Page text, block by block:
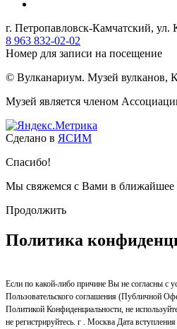
г. Петропавловск-Камчатский, ул.
8 963 832-02-02
Номер для записи на посещение
© Вулканариум. Музей вулканов,
Музей является членом
Сделано в ЯСИМ
Спасибо!
Мы свяжемся с Вами в ближайшее
Продолжить
Политика
Если по какой-либо причине Вы не согласны с
Пользовательского соглашения (Публичной
Политикой Конфиденциальности, не
не регистрируйтесь. г . Москва Дата